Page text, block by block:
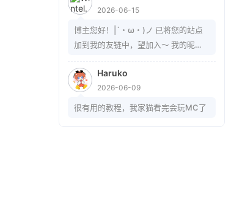
2026-06-15
博主您好！|´・ω・)ノ 已将您的站点
加到我的友链中，望加入～ 我的昵
blog~ 站点地址：
https://mrwintel.xyz 站点头像：
https://mrwintel.xyz/local/avatar.jp
Haruko
2026-06-09
很有用的教程，我家猫看完会玩MC了